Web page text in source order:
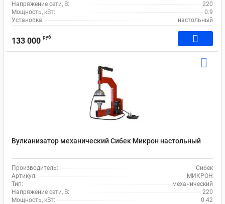
Напряжение сети, В:
220
Мощность, кВт:
0.9
Установка:
настольный
133 000 руб
Вулканизатор механический Сибек Микрон настольный
Производитель:
Сибек
Артикул:
МИКРОН
Тип:
механический
Напряжение сети, В:
220
Мощность, кВт:
0.42